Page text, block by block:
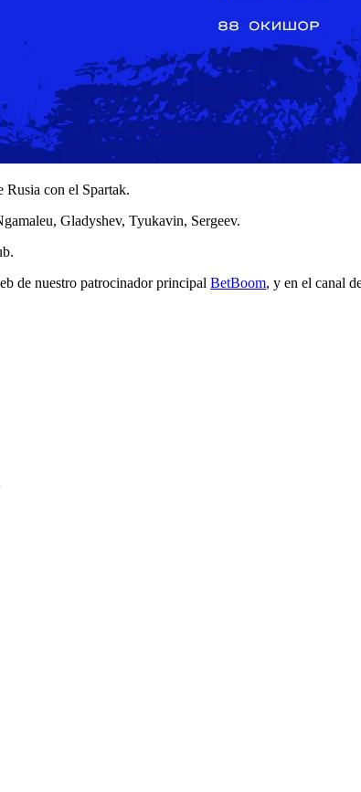
Rusia con el Spartak.
Gladyshev, Tyukavin, Sergeev.
de nuestro patrocinador principal BetBoom, y en el canal